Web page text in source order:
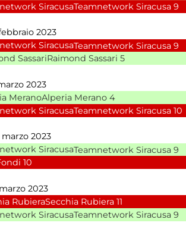
Teamnetwork Siracusa 9
2023
Teamnetwork Siracusa 9
Raimond Sassari 5
2023
Alperia Merano 4
Teamnetwork Siracusa 10
marzo 2023
Teamnetwork Siracusa 9
10
2023
Secchia Rubiera 11
Teamnetwork Siracusa 9